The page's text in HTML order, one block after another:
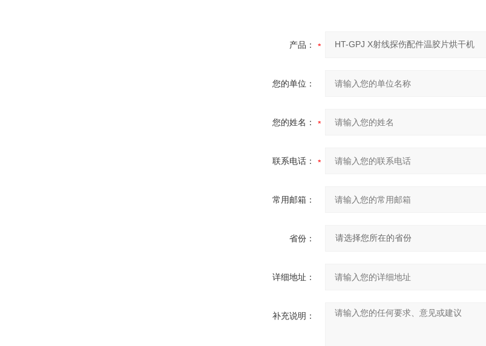
产品：
您的单位：
您的姓名：
联系电话：
常用邮箱：
省份：
详细地址：
补充说明：